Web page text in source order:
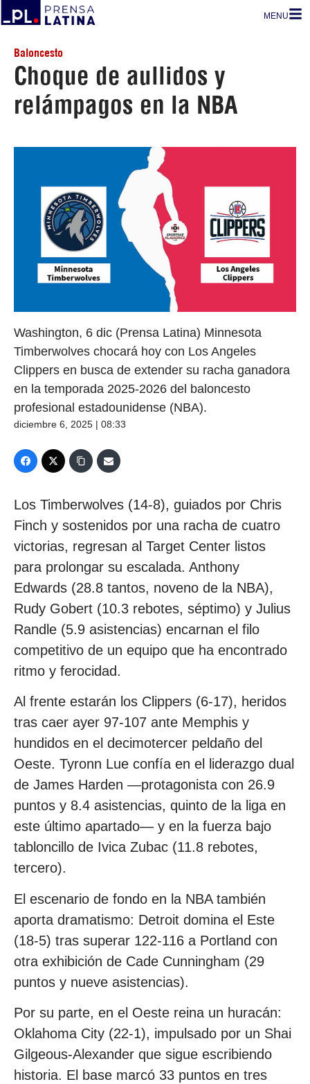
MENU
Baloncesto
Choque de aullidos y
relámpagos en la NBA
Washington, 6 dic (Prensa Latina) Minnesota
Timberwolves chocará hoy con Los Angeles
Clippers en busca de extender su racha ganadora
en la temporada 2025-2026 del baloncesto
profesional estadounidense (NBA).
diciembre 6, 2025 | 08:33
Los Timberwolves (14-8), guiados por Chris
Finch y sostenidos por una racha de cuatro
victorias, regresan al Target Center listos
para prolongar su escalada. Anthony
Edwards (28.8 tantos, noveno de la NBA),
Rudy Gobert (10.3 rebotes, séptimo) y Julius
Randle (5.9 asistencias) encarnan el filo
competitivo de un equipo que ha encontrado
ritmo y ferocidad.
Al frente estarán los Clippers (6-17), heridos
tras caer ayer 97-107 ante Memphis y
hundidos en el decimotercer peldaño del
Oeste. Tyronn Lue confía en el liderazgo dual
de James Harden —protagonista con 26.9
puntos y 8.4 asistencias, quinto de la liga en
este último apartado— y en la fuerza bajo
tabloncillo de Ivica Zubac (11.8 rebotes,
tercero).
El escenario de fondo en la NBA también
aporta dramatismo: Detroit domina el Este
(18-5) tras superar 122-116 a Portland con
otra exhibición de Cade Cunningham (29
puntos y nueve asistencias).
Por su parte, en el Oeste reina un huracán:
Oklahoma City (22-1), impulsado por un Shai
Gilgeous-Alexander que sigue escribiendo
historia. El base marcó 33 puntos en tres